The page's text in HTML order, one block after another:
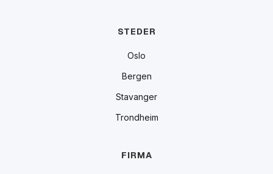
STEDER
Oslo
Bergen
Stavanger
Trondheim
FIRMA